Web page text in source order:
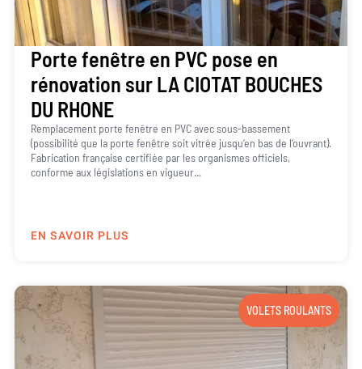
Porte fenêtre en PVC pose en
rénovation sur LA CIOTAT BOUCHES
DU RHONE
Remplacement porte fenêtre en PVC avec sous-bassement
(possibilité que la porte fenêtre soit vitrée jusqu’en bas de l’ouvrant).
Fabrication française certifiée par les organismes officiels,
conforme aux législations en vigueur...
EN SAVOIR PLUS
VOLETS ROULANTS